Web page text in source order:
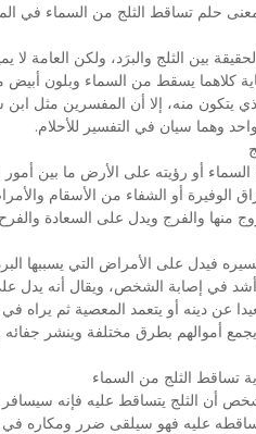
حلم تساقط الثلج من السماء في
بين الثلج والبرَد، ولكن العامة لا
كلاهما يسقط من السماء وبلون
يتكون منه، إلا أن المفسرين مثل ابن
وهما سيان في التفسير للأحلام.
أو رؤيته على الأرض ما بين أمور
الوفيرة أو الشفاء من الأسقام
منها والفرج ويدل على السعادة
فيدل على الأمراض التي يسببها
في إصابة الشخص، ويقال أنه يدل
عن دينه أو يتعمد المعصية ثم يراه
أموالهم بطرق مختلفة وينشر
تساقط الثلج من السماء
أن الثلج يتساقط عليه فإنه سيسافر
عليه فهو سيلقى ضرر ومكاره في